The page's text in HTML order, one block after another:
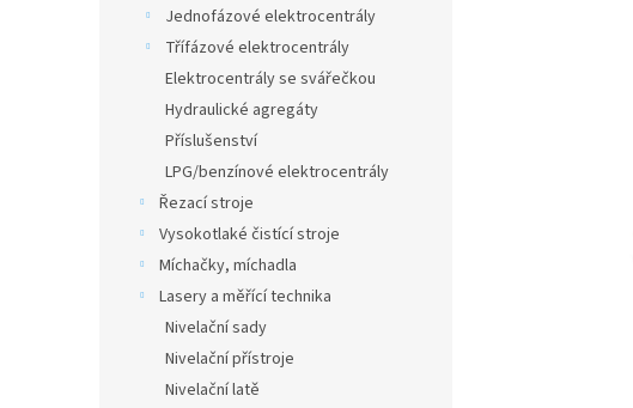
Jednofázové elektrocentrály
Třífázové elektrocentrály
Elektrocentrály se svářečkou
Hydraulické agregáty
Příslušenství
LPG/benzínové elektrocentrály
Řezací stroje
Vysokotlaké čistící stroje
Míchačky, míchadla
Lasery a měřící technika
Nivelační sady
Nivelační přístroje
Nivelační latě